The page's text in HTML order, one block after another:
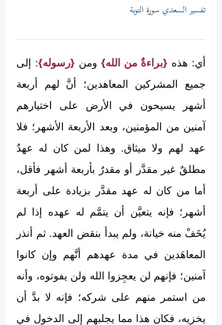
تفسير السعدي سورة التوبة
أي: هذه {براءةٌ من الله} ومن {رسوله}: إلى
جميع المشركين المعاهدين؛ أنَّ لهم أربعة
أشهر يسيحون في الأرض على اختيارهم
آمنين من المؤمنين، وبعد الأربعة الأشهر؛ فلا
عهد لهم ولا ميثاق. وهذا لمن كان له عهدٌ
مطلقٌ غير مقدَّر أو مقدرٌ بأربعة أشهر فأقل،
أما من كان له عهد مقدَّر بزيادة على أربعة
أشهر؛ فإنه يتعيَّن أن يتمَّم له عهده إذا لم
يُخَفْ منه خيانة، ولم يبدأ بنقض العهد. ثم أنذر
المعاهَدين في مدة عهدهم أنَّهم وإن كانوا
آمنين؛ فإنهم لن يعجِزوا الله ولن يفوتوه، وأنه
من استمر منهم على شركه؛ فإنه لا بدَّ أن
يخزيه، فكان هذا مما يجلبهم إلى الدخول في